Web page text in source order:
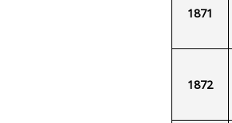
1871
1872